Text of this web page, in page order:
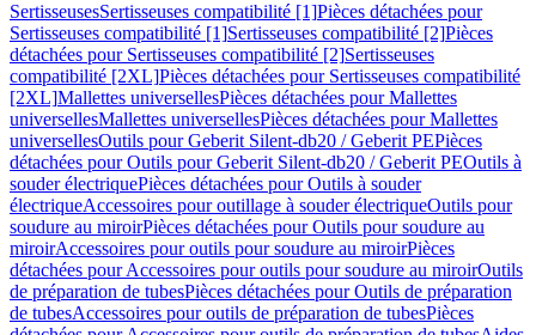
SertisseusesSertisseuses compatibilité [1]Pièces détachées pour
Sertisseuses compatibilité [1]Sertisseuses compatibilité [2]Pièces
détachées pour Sertisseuses compatibilité [2]Sertisseuses
compatibilité [2XL]Pièces détachées pour Sertisseuses compatibilité
[2XL]Mallettes universellesPièces détachées pour Mallettes
universellesMallettes universellesPièces détachées pour Mallettes
universellesOutils pour Geberit Silent-db20 / Geberit PEPièces
détachées pour Outils pour Geberit Silent-db20 / Geberit PEOutils à
souder électriquePièces détachées pour Outils à souder
électriqueAccessoires pour outillage à souder électriqueOutils pour
soudure au miroirPièces détachées pour Outils pour soudure au
miroirAccessoires pour outils pour soudure au miroirPièces
détachées pour Accessoires pour outils pour soudure au miroirOutils
de préparation de tubesPièces détachées pour Outils de préparation
de tubesAccessoires pour outils de préparation de tubesPièces